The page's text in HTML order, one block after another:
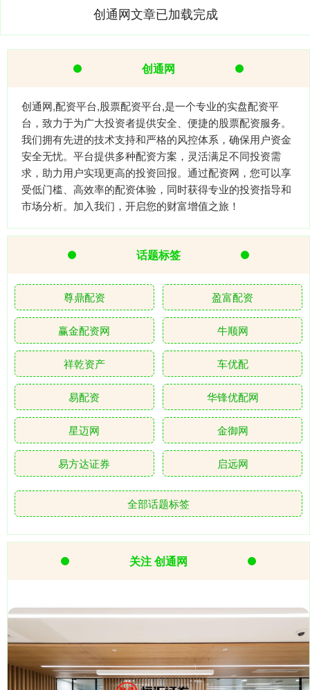
创通网文章已加载完成
创通网
创通网,配资平台,股票配资平台,是一个专业的实盘配资平
台，致力于为广大投资者提供安全、便捷的股票配资服务。
我们拥有先进的技术支持和严格的风控体系，确保用户资金
安全无忧。平台提供多种配资方案，灵活满足不同投资需
求，助力用户实现更高的投资回报。通过配资网，您可以享
受低门槛、高效率的配资体验，同时获得专业的投资指导和
市场分析。加入我们，开启您的财富增值之旅！
话题标签
尊鼎配资 盈富配资
赢金配资网 牛顺网
祥乾资产 车优配
易配资 华锋优配网
星迈网 金御网
易方达证券 启远网
全部话题标签
关注 创通网